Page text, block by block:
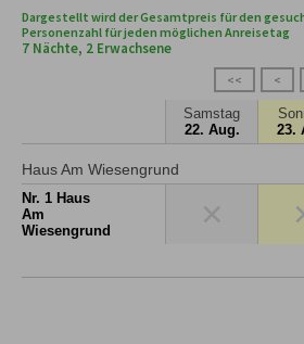
Dargestellt wird der Gesamtpreis für den
Personenzahl für jeden möglichen Anreisetag
7 Nächte, 2 Erwachsene
<
<<
Samstag
22. Aug.
23.
Haus Am Wiesengrund
Nr. 1 Haus
Am
Wiesengrund